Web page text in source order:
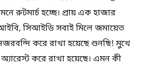
রুটমার্চ হচ্ছে। প্রায় এক হাজার
সিআইডি সবাই মিলে জমায়েত
করে রাখা হয়েছে শুনছি! মুখে
করে রাখা হয়েছে। এমন কী